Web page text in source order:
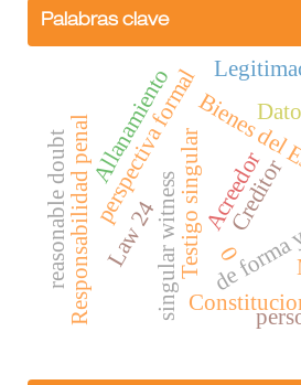
Palabras clave
Testigo singularde
Bienes
perspectiva formal
Responsabilidad penalLaw 24
Allanamiento
0
singular witness Acreedor
reasonable doubt Creditor